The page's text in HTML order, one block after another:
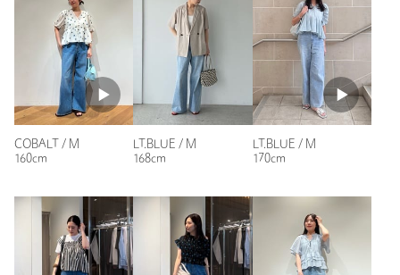
商品番号 6614-6-000002
ニックネーム： m
投稿日： 2026年4月28日
購入サイズ：M
購入カラー：LT.BLUE
購入商品のサイズ感：
大きい
色やゆるっと感がとてもかわいい！
お腹周りが70センチのため、Mサイズにしましたがかなり大
ンチ裾上げして履きたいと思っています。
30代前半
身長： 155cm
COBALT / M
160cm
LT.BLUE / M
168cm
LT.BLUE / M
170cm